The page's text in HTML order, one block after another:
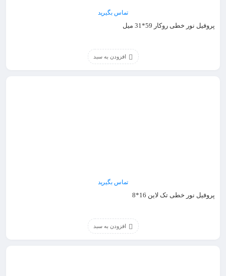
تماس بگیرید
پروفیل نور خطی روکار 59*31 میل
افزودن به سبد
تماس بگیرید
پروفیل نور خطی تک لاین 16*8
افزودن به سبد